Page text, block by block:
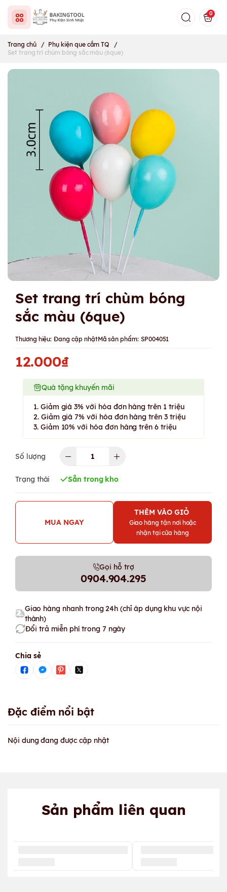
0
Trang chủ / Phụ kiện que cắm TQ
/
Set trang trí chùm bóng sắc màu (6que)
Set trang trí chùm bóng
sắc màu (6que)
Thương hiệu: Đang cập nhậtMã sản phẩm: SP004051
12.000₫
Quà tặng khuyến mãi
1. Giảm giá 3% với hóa đơn hàng trên 1 triệu
2. Giảm giá 7% với hóa đơn hàng trên 3 triệu
3. Giảm 10% với hóa đơn hàng trên 6 triệu
Số lượng
Trạng thái Sẵn trong kho
MUA NGAY
THÊM VÀO GIỎ
Giao hàng tận nơi hoặc
nhận tại cửa hàng
Gọi hỗ trợ
0904.904.295
Giao hàng nhanh trong 24h (chỉ áp dụng khu vực nội
thành)
Đổi trả miễn phí trong 7 ngày
Chia sẻ
Đặc điểm nổi bật
Nội dung đang được cập nhật
Sản phẩm liên quan